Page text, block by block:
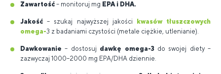
Zawartość – monitoruj mg EPA i DHA.
Jakość – szukaj najwyższej jakości
kwasów tłuszczowych
omega-3 z badaniami czystości (metale ciężkie, utlenianie).
Dawkowanie – dostosuj dawkę omega-3do swojej diety –
zazwyczaj 1000–2000 mg EPA/DHA dziennie.